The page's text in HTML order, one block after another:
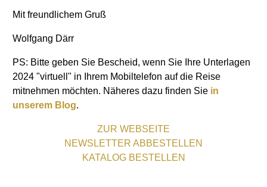
Mit freundlichem Gruß
Wolfgang Därr
PS: Bitte geben Sie Bescheid, wenn Sie Ihre Unterlagen
2024 "virtuell" in Ihrem Mobiltelefon auf die Reise
mitnehmen möchten. Näheres dazu finden Sie in
unserem Blog.
ZUR WEBSEITE
NEWSLETTER ABBESTELLEN
KATALOG BESTELLEN